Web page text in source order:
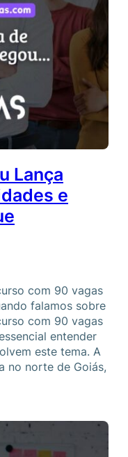
Lança
e
com 90 vagas
falamos sobre
com 90 vagas
entender
este tema. A
no norte de Goiás,